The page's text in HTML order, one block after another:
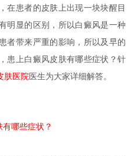
在患者的皮肤上出现一块块醒目
明显的区别，所以白癜风是一种
者带来严重的影响，所以及早的
患上白癜风皮肤有哪些症状？针
肤医院医生为大家详细解答。
哪些症状？